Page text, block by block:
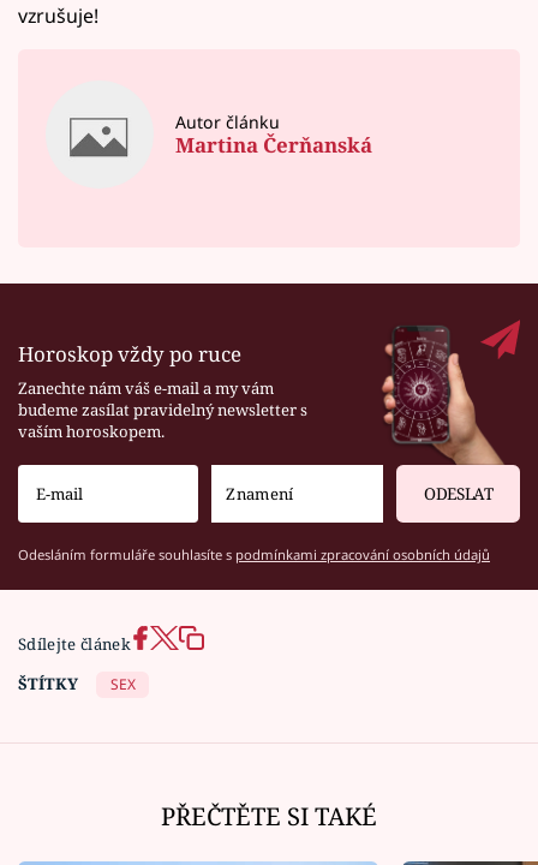
vzrušuje!
Autor článku
Martina Čerňanská
Horoskop vždy po ruce
Zanechte nám váš e-mail a my vám
budeme zasílat pravidelný newsletter s
vaším horoskopem.
ODESLAT
Odesláním formuláře souhlasíte s podmínkami zpracování osobních údajů
Sdílejte článek
ŠTÍTKY
SEX
PŘEČTĚTE SI TAKÉ